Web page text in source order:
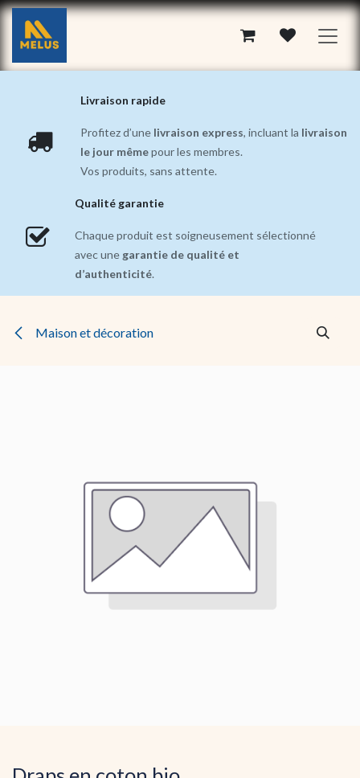
Se rendre au contenu
Livraison rapide
Profitez d’une livraison express, incluant la livraison
le jour mêmepour les membres.
Vos produits, sans attente.
Qualité garantie
Chaque produit est soigneusement sélectionné
avec une garantie de qualité et
d’authenticité.
Maison et décoration